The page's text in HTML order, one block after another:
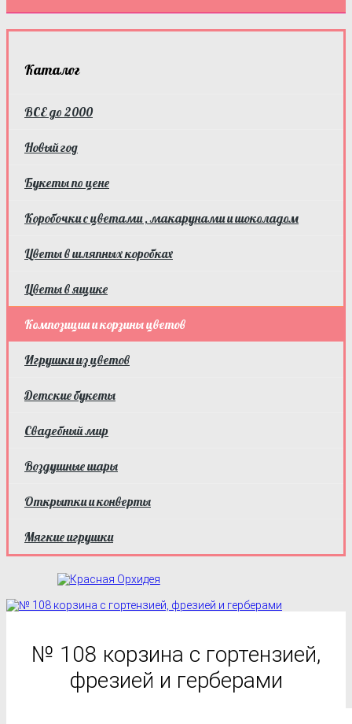
Каталог
ВСЕ до 2000
Новый год
Букеты по цене
Коробочки с цветами , макарунами и шоколадом
Цветы в шляпных коробках
Цветы в ящике
Композиции и корзины цветов
Игрушки из цветов
Детские букеты
Свадебный мир
Воздушные шары
Открытки и конверты
Мягкие игрушки
№ 108 корзина с гортензией,
фрезией и герберами